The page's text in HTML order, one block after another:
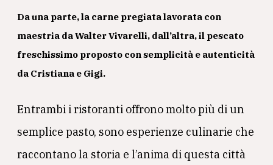
Da una parte, la carne pregiata lavorata con
maestria da Walter Vivarelli, dall’altra, il pescato
freschissimo proposto con semplicità e autenticità
da Cristiana e Gigi.
Entrambi i ristoranti offrono molto più di un
semplice pasto, sono esperienze culinarie che
raccontano la storia e l’anima di questa città